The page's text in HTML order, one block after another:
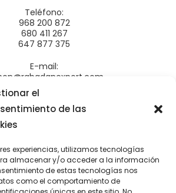
el
de las
experiencias, utilizamos tecnologías
almacenar y/o acceder a la información
de estas tecnologías nos
como el comportamiento de
Teléfono:
968 200 872
680 411 267
647 877 375
E-mail:
Productos
Cítricos
Verduras
Aromáticas